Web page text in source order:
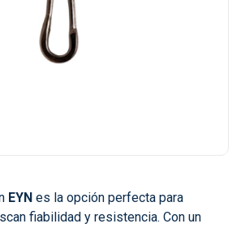
EYN es la opción perfecta para
fiabilidad y resistencia. Con un